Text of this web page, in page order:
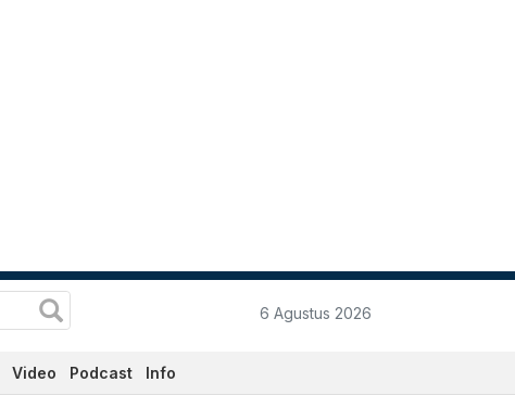
6 Agustus 2026
Video Podcast Info